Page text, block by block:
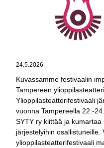
24.5.2026
Kuvassamme festivaalin
Tampereen
Ylioppilasteatterifestivaali
vuonna Tampereella 22.-
SYTY ry kiittää ja
järjestelyihin osallistuneille.
ylioppilasteatterifestivaali